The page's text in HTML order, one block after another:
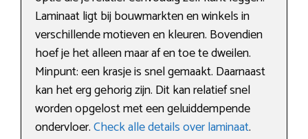
Laminaat ligt bij bouwmarkten en winkels in
verschillende motieven en kleuren. Bovendien
hoef je het alleen maar af en toe te dweilen.
Minpunt: een krasje is snel gemaakt. Daarnaast
kan het erg gehorig zijn. Dit kan relatief snel
worden opgelost met een geluiddempende
ondervloer.Check alle details over laminaat.